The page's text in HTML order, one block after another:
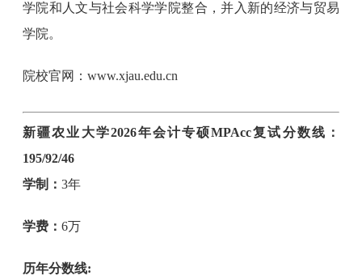
学院和人文与社会科学学院整合，并入新的经济与贸易
学院。
院校官网：www.xjau.edu.cn
新疆农业大学2026年会计专硕MPAcc复试分数线：
195/92/46
学制：3年
学费：6万
历年分数线: